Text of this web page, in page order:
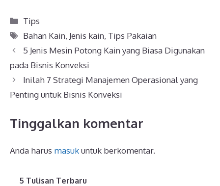
Kategori
Tips
Tag
Bahan Kain, Jenis kain, Tips Pakaian
5 Jenis Mesin Potong Kain yang Biasa Digunakan
pada Bisnis Konveksi
Inilah 7 Strategi Manajemen Operasional yang
Penting untuk Bisnis Konveksi
Tinggalkan komentar
Anda harus masukuntuk berkomentar.
5 Tulisan Terbaru